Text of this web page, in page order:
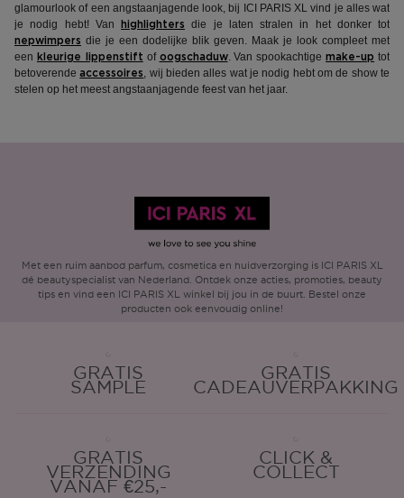
glamourlook of een angstaanjagende look, bij ICI PARIS XL vind je alles wat
je nodig hebt! Van
highlighters die je laten stralen in het donker tot
nepwimpers die je een dodelijke blik geven. Maak je look compleet met
een kleurige lippenstift of oogschaduw. Van spookachtigemake-up tot
betoverendeaccessoires, wij bieden alles wat je nodig hebt om de show te
stelen op het meest angstaanjagende feest van het jaar.
Met een ruim aanbod parfum, cosmetica en huidverzorging is ICI PARIS XL
dé beautyspecialist van Nederland. Ontdek onze acties, promoties, beauty
tips en vind een ICI PARIS XL winkel bij jou in de buurt. Bestel onze
producten ook eenvoudig online!
GRATIS
SAMPLE
GRATIS
CADEAUVERPAKKING
GRATIS
VERZENDING
VANAF €25,-
CLICK &
COLLECT